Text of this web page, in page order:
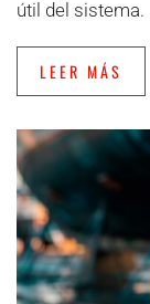
útil del sistema.
LEER MÁS